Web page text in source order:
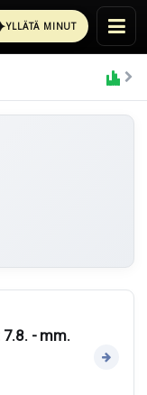
YLLÄTÄ MINUT
- mm.